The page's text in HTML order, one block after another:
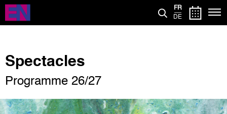
Aller
contenu
FR
DE
Spectacles
Programme 26/27